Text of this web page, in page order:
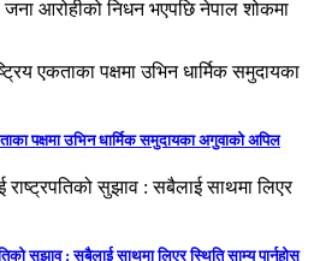
जना आरोहीको निधन भएपछि नेपाल शोकमा
पक्षमा उभिन धार्मिक समुदायका अगुवाको अपिल
सुझाव : सबैलाई साथमा लिएर स्थिति साम्य पार्नुहोस्